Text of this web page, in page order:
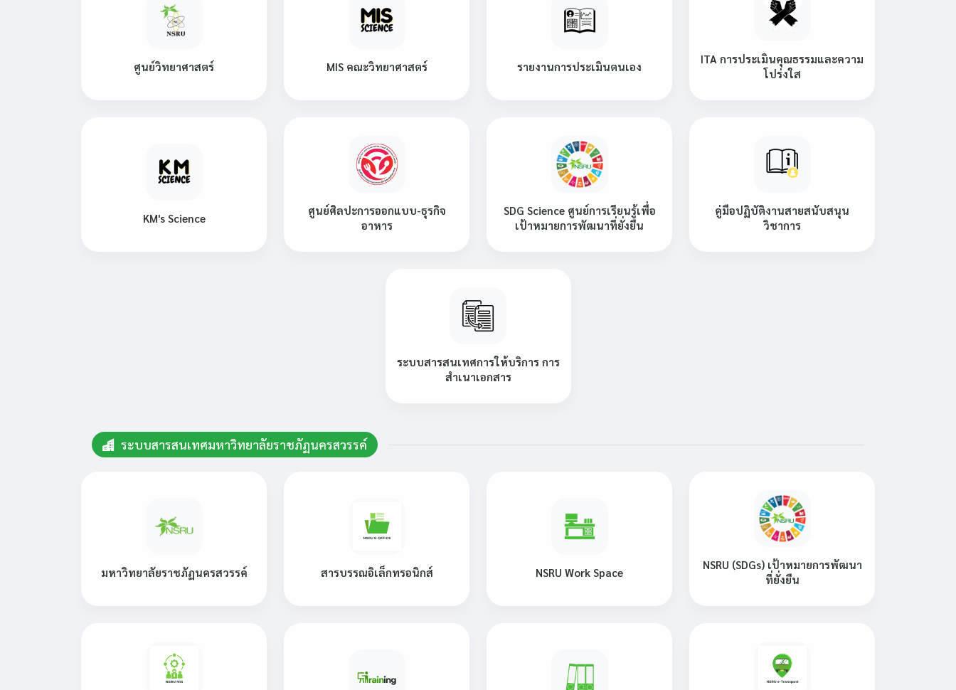
ศูนย์วิทยาศาสตร์ MIS คณะวิทยาศาสตร์ รายงานการประเมินตนเอง
ITA การประเมินคุณธรรมและความ
โปร่งใส
KM's Science
ศูนย์ศิลปะการออกแบบ-ธุรกิจ
อาหาร
SDG Science ศูนย์การเรียนรู้เพื่อ
เป้าหมายการพัฒนาที่ยั่งยืน
คู่มือปฏิบัติงานสายสนับสนุน
วิชาการ
ระบบสารสนเทศการให้บริการ การ
สำเนาเอกสาร
ระบบสารสนเทศมหาวิทยาลัยราชภัฏนครสวรรค์
มหาวิทยาลัยราชภัฏนครสวรรค์ สารบรรณอิเล็กทรอนิกส์ NSRU Work Space
NSRU (SDGs) เป้าหมายการพัฒนา
ที่ยั่งยืน